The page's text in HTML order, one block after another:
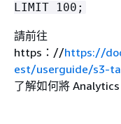
LIMIT 100;
請前往
https：//https://
est/userguide/s3-
了解如何將